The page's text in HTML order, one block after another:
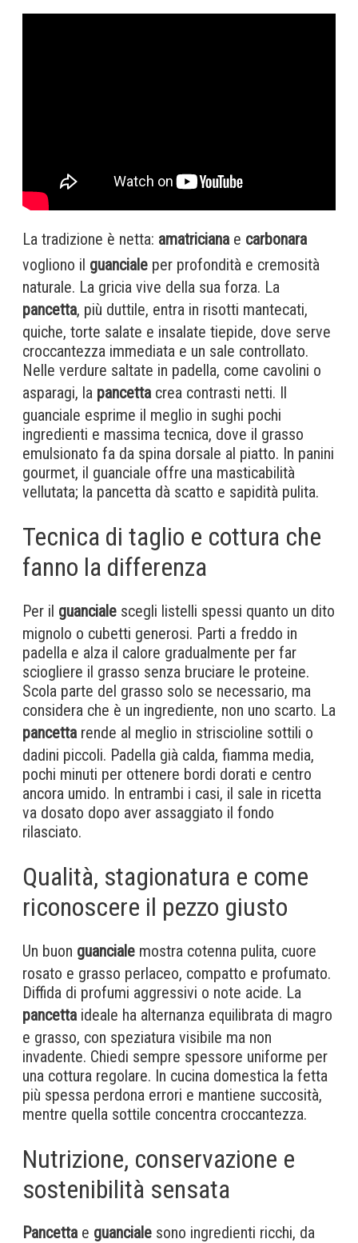
La tradizione è netta: amatriciana e carbonara
vogliono il guanciale per profondità e cremosità
naturale. La gricia vive della sua forza. La
pancetta, più duttile, entra in risotti mantecati,
quiche, torte salate e insalate tiepide, dove serve
croccantezza immediata e un sale controllato.
Nelle verdure saltate in padella, come cavolini o
asparagi, la pancetta crea contrasti netti. Il
guanciale esprime il meglio in sughi pochi
ingredienti e massima tecnica, dove il grasso
emulsionato fa da spina dorsale al piatto. In panini
gourmet, il guanciale offre una masticabilità
vellutata; la pancetta dà scatto e sapidità pulita.
Tecnica di taglio e cottura che
fanno la differenza
Per il guanciale scegli listelli spessi quanto un dito
mignolo o cubetti generosi. Parti a freddo in
padella e alza il calore gradualmente per far
sciogliere il grasso senza bruciare le proteine.
Scola parte del grasso solo se necessario, ma
considera che è un ingrediente, non uno scarto. La
pancetta rende al meglio in striscioline sottili o
dadini piccoli. Padella già calda, fiamma media,
pochi minuti per ottenere bordi dorati e centro
ancora umido. In entrambi i casi, il sale in ricetta
va dosato dopo aver assaggiato il fondo
rilasciato.
Qualità, stagionatura e come
riconoscere il pezzo giusto
Un buon guanciale mostra cotenna pulita, cuore
rosato e grasso perlaceo, compatto e profumato.
Diffida di profumi aggressivi o note acide. La
pancetta ideale ha alternanza equilibrata di magro
e grasso, con speziatura visibile ma non
invadente. Chiedi sempre spessore uniforme per
una cottura regolare. In cucina domestica la fetta
più spessa perdona errori e mantiene succosità,
mentre quella sottile concentra croccantezza.
Nutrizione, conservazione e
sostenibilità sensata
Pancetta e guanciale sono ingredienti ricchi, da